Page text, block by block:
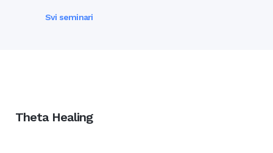
Svi seminari
Theta Healing